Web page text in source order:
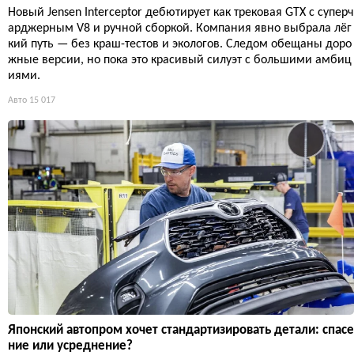
Новый Jensen Interceptor дебютирует как трековая GTX с суперч
арджерным V8 и ручной сборкой. Компания явно выбрала лёг
кий путь — без краш-тестов и экологов. Следом обещаны доро
жные версии, но пока это красивый силуэт с большими амбиц
иями.
Авто 15 017
Японский автопром хочет стандартизировать детали: спасе
ние или усреднение?